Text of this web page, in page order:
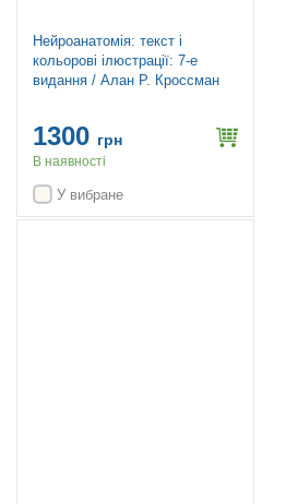
Нейроанатомія: текст і
кольорові ілюстрації: 7-е
видання / Алан Р. Кроссман
1300 грн
В наявності
У вибране